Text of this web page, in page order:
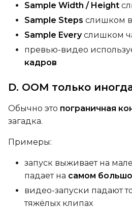
Sample Width / Height
Sample Steps слишком
Sample Everyслишком
превью-видео
кадров
D. OOM только
Обычно это пограничная
загадка.
Примеры:
запуск выживает на
падает на самом
видео-запуски падают
тяжёлых клипах